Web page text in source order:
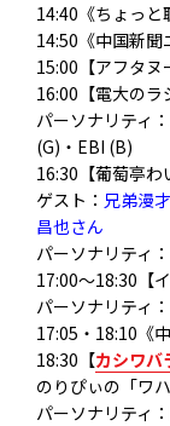
14:40《ちょっと
14:50《中国新聞
15:00【アフタヌ
16:00【電大のラ
パーソナリティ
(G)・EBI (B)
16:30【葡萄亭わ
ゲスト： 兄弟漫
昌也さん
パーソナリティ
17:00～18:30【
パーソナリティ
17:05・18:10《
18:30【カシワバ
のりぴぃの「ワ
パーソナリティ